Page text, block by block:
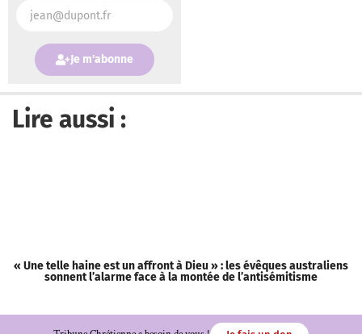
Je m'abonne
Lire aussi :
« Une telle haine est un affront à Dieu » : les évêques australiens
sonnent l’alarme face à la montée de l’antisémitisme